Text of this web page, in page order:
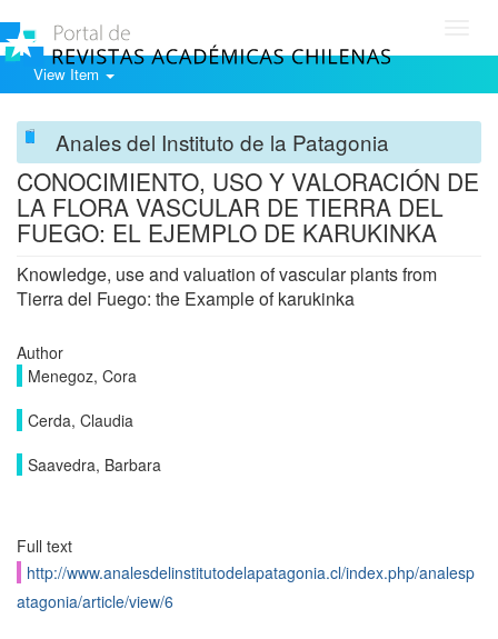
View Item
Anales del Instituto de la Patagonia
CONOCIMIENTO, USO Y VALORACIÓN DE
LA FLORA VASCULAR DE TIERRA DEL
FUEGO: EL EJEMPLO DE KARUKINKA
Knowledge, use and valuation of vascular plants from
Tierra del Fuego: the Example of karukinka
Author
Menegoz, Cora
Cerda, Claudia
Saavedra, Barbara
Full text
http://www.analesdelinstitutodelapatagonia.cl/index.php/analesp
atagonia/article/view/6